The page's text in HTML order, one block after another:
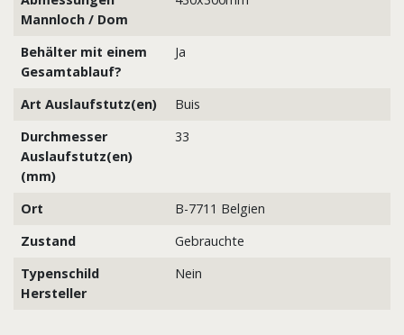
Mannloch / Dom
Behälter mit einem
Gesamtablauf?
Ja
Art Auslaufstutz(en)
Buis
Durchmesser
Auslaufstutz(en)
(mm)
33
Ort
B-7711 Belgien
Zustand
Gebrauchte
Typenschild
Hersteller
Nein